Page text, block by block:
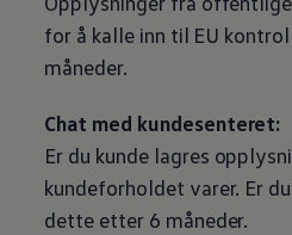
for å kalle inn til EU
måneder.
Chat med kundesenteret:
Er du kunde lagres
kundeforholdet varer. Er
dette etter 6 måneder.